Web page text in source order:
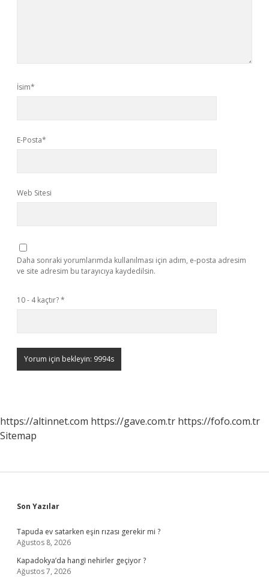
İsim*
E-Posta*
Web Sitesi
Daha sonraki yorumlarımda kullanılması için adım, e-posta adresim
ve site adresim bu tarayıcıya kaydedilsin.
10 - 4 kaçtır?*
https://altinnet.com https://gave.com.tr https://fofo.com.tr
Sitemap
Sidebar
Son Yazılar
Tapuda ev satarken eşin rızası gerekir mi ?
Ağustos 8, 2026
Kapadokya’da hangi nehirler geçiyor ?
Ağustos 7, 2026